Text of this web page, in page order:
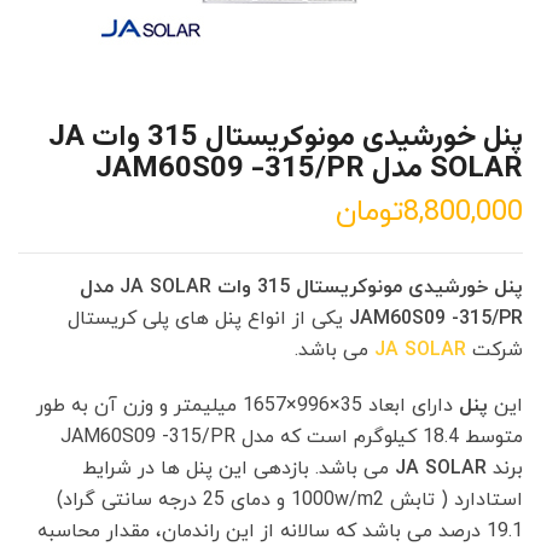
پنل خورشیدی مونوکریستال 315 وات JA
SOLAR مدل JAM60S09 -315/PR
8,800,000تومان
پنل خورشیدی مونوکریستال 315 وات JA SOLAR مدل
JAM60S09 -315/PR یکی از انواع پنل های پلی کریستال
شرکت JA SOLAR می باشد.
این پنل
دارای ابعاد 35×996×1657 میلیمتر و وزن آن به طور
متوسط 18.4 کیلوگرم است که مدل JAM60S09 -315/PR
برند JA SOLAR می باشد. بازدهی این پنل ها در شرایط
استادارد ( تابش 1000w/m2 و دمای 25 درجه سانتی گراد)
19.1 درصد می باشد که سالانه از این راندمان، مقدار محاسبه